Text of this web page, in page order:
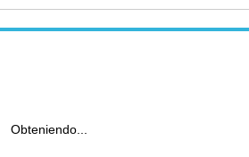
Obteniendo...